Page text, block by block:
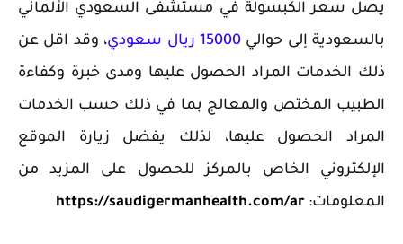
يصل سعر الكبسولة في مستشفى السعودي الألماني
بالسعودية إلى حوالي15000 ريال سعودي
، وقد اقل عن
ذلك الخدمات المراد الحصول عليها ومدى خبرة وكفاءة
الطبيب المختص والمعالج بما في ذلك حسب الخدمات
المراد الحصول عليها، لذلك يفضل زيارة الموقع
الإلكتروني الخاص بالمركز للحصول على المزيد من
المعلومات: https://saudigermanhealth.com/ar